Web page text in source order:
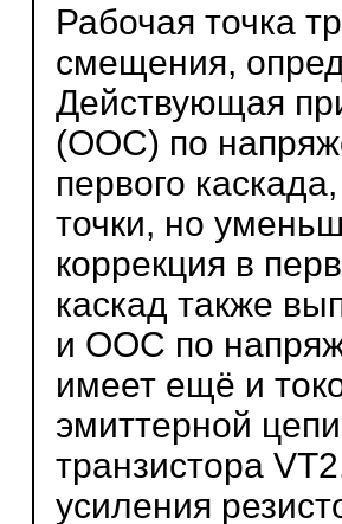
Рабочая точка
смещения,
Действующая
(ООС) по
первого
точки, но
коррекция в
каскад также
и ООС по
имеет ещё и
эмиттерной
транзистора
усиления